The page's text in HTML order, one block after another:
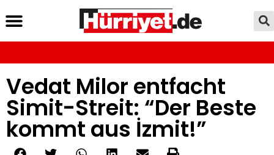
Vedat Milor entfacht
Simit-Streit: “Der Beste
kommt aus İzmit!”